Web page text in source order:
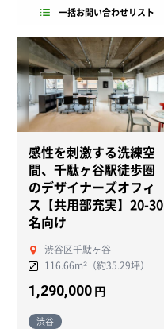
一括お問い合わせリスト
NEW
感性を刺激する洗練空
間、千駄ヶ谷駅徒歩圏
のデザイナーズオフィ
ス【共用部充実】20-30
名向け
渋谷区千駄ヶ谷
116.66m²（約35.29坪）
1,290,000 円
渋谷